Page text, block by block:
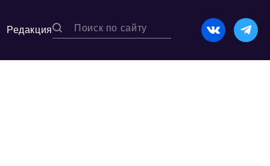
Редакция